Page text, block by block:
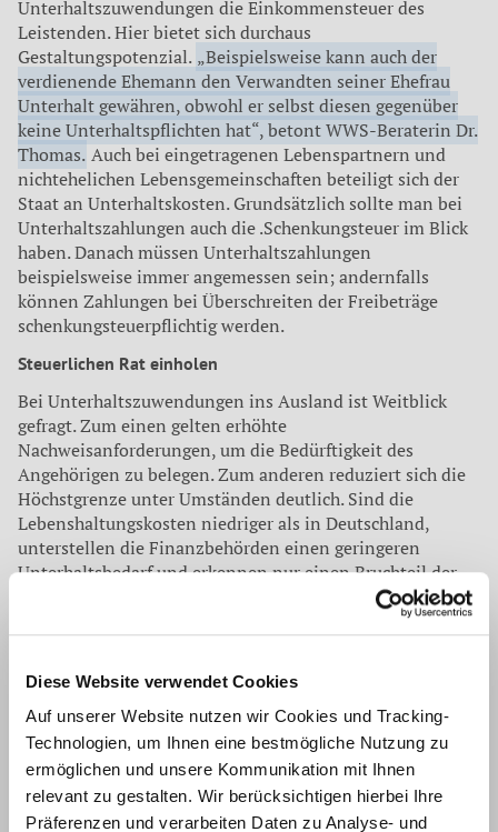
Diese Website verwendet Cookies
Auf unserer Website nutzen wir Cookies und Tracking-
Technologien, um Ihnen eine bestmögliche Nutzung zu
ermöglichen und unsere Kommunikation mit Ihnen
relevant zu gestalten. Wir berücksichtigen hierbei Ihre
Präferenzen und verarbeiten Daten zu Analyse- und
Unterhaltszuwendungen die Einkommensteuer des
Leistenden. Hier bietet sich durchaus
Gestaltungspotenzial. „Beispielsweise kann auch der
verdienende Ehemann den Verwandten seiner Ehefrau
Unterhalt gewähren, obwohl er selbst diesen gegenüber
keine Unterhaltspflichten hat“, betont WWS-Beraterin Dr.
Thomas. Auch bei eingetragenen Lebenspartnern und
nichtehelichen Lebensgemeinschaften beteiligt sich der
Staat an Unterhaltskosten. Grundsätzlich sollte man bei
Unterhaltszahlungen auch die .Schenkungsteuer im Blick
haben. Danach müssen Unterhaltszahlungen
beispielsweise immer angemessen sein; andernfalls
können Zahlungen bei Überschreiten der Freibeträge
schenkungsteuerpflichtig werden.
Steuerlichen Rat einholen
Bei Unterhaltszuwendungen ins Ausland ist Weitblick
gefragt. Zum einen gelten erhöhte
Nachweisanforderungen, um die Bedürftigkeit des
Angehörigen zu belegen. Zum anderen reduziert sich die
Höchstgrenze unter Umständen deutlich. Sind die
Lebenshaltungskosten niedriger als in Deutschland,
unterstellen die Finanzbehörden einen geringeren
Unterhaltsbedarf und erkennen nur einen Bruchteil der
Unterhaltszahlungen für Angehörige oder nahe stehende
Rat einholen. So lassen sich alle Gestaltungsoptionen
prüfen und vorteilhaft nutzen. In jedem Fall sind
Unterhaltszahlungen genau zu dokumentieren, um sie
glaubhaft nachweisen zu können. Andernfalls gehen
womöglich attraktive Steuervorteile verloren.